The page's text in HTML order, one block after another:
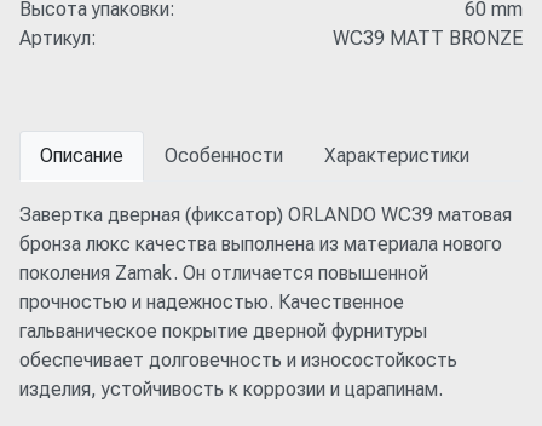
Высота упаковки:
60 mm
Артикул:
WC39 MATT BRONZE
Описание Особенности Характеристики
Завертка дверная (фиксатор) ORLANDO WC39 матовая
бронза люкс качества выполнена из материала нового
поколения Zamak. Он отличается повышенной
прочностью и надежностью. Качественное
гальваническое покрытие дверной фурнитуры
обеспечивает долговечность и износостойкость
изделия, устойчивость к коррозии и царапинам.